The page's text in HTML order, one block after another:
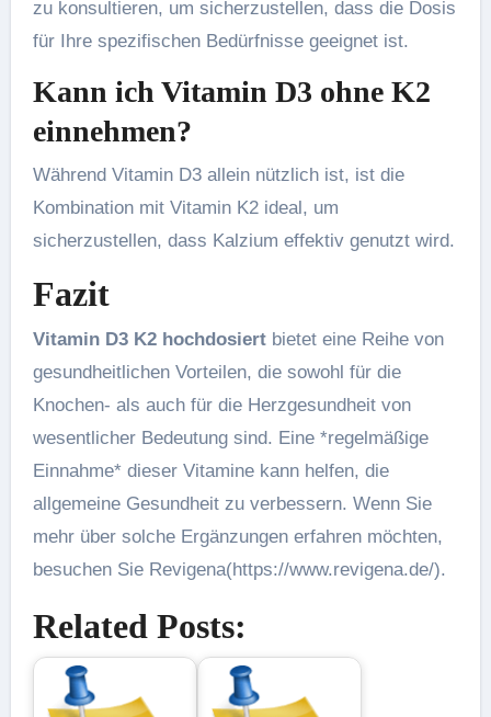
zu konsultieren, um sicherzustellen, dass die Dosis
für Ihre spezifischen Bedürfnisse geeignet ist.
Kann ich Vitamin D3 ohne K2
einnehmen?
Während Vitamin D3 allein nützlich ist, ist die
Kombination mit Vitamin K2 ideal, um
sicherzustellen, dass Kalzium effektiv genutzt wird.
Fazit
Vitamin D3 K2 hochdosiertbietet eine Reihe von
gesundheitlichen Vorteilen, die sowohl für die
Knochen- als auch für die Herzgesundheit von
wesentlicher Bedeutung sind. Eine *regelmäßige
Einnahme* dieser Vitamine kann helfen, die
allgemeine Gesundheit zu verbessern. Wenn Sie
mehr über solche Ergänzungen erfahren möchten,
besuchen Sie Revigena(https://www.revigena.de/).
Related Posts: